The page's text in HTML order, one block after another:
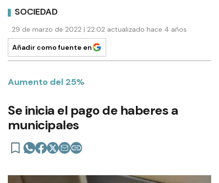
SOCIEDAD
29 de marzo de 2022 | 22:02 actualizado hace 4 años
Añadir como fuente en
Aumento del 25%
Se inicia el pago de haberes a
municipales